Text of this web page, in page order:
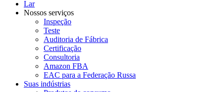
Lar
Nossos serviços
Inspeção
Teste
Auditoria de Fábrica
Certificação
Consultoria
Amazon FBA
EAC para a Federação Russa
Suas indústrias